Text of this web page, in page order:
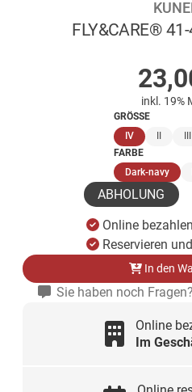
FLY&CARE®
inkl. 19%
GRÖSSE
IV(ausgewählt)
FARBE
Dark-navy
ABHOLUNG
Online
Reservieren
In den
Sie haben noch
Online
Im